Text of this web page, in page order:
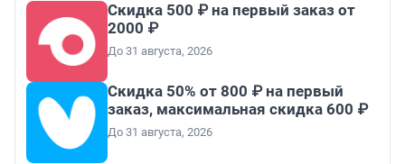
Скидка 500 ₽ на первый заказ от
2000 ₽
До 31 августа, 2026
Скидка 50% от 800 ₽ на первый
заказ, максимальная скидка 600 ₽
До 31 августа, 2026